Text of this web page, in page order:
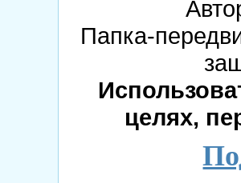
Папка-
целях,